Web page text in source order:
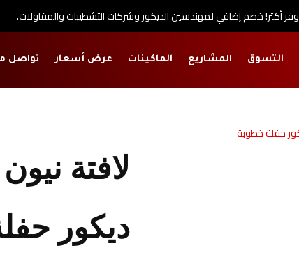
وفر أكتر! خصم إضافي لمهندسين الديكور وشركات التشطيبات والمقاولات.
التسوق المشاريع الماكينات عرض أسعار تواصل
لافتة
ديكور